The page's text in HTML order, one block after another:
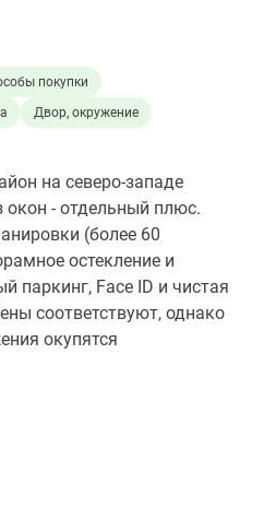
покупки
Двор, окружение
на северо-западе
- отдельный плюс.
(более 60
остекление и
паркинг, Face ID и чистая
соответствуют, однако
окупятся